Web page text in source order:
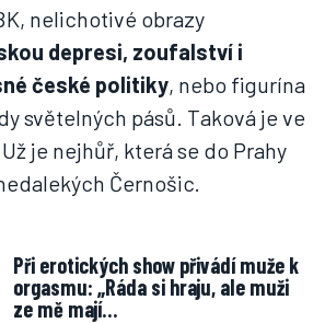
nelichotivé obrazy
depresi, zoufalství i
české politiky, nebo figurína
světelných pásů. Taková je ve
je nejhůř, která se do Prahy
Černošic.
Při erotických show přivádí muže k
orgasmu: „Ráda si hraju, ale muži
ze mě mají…